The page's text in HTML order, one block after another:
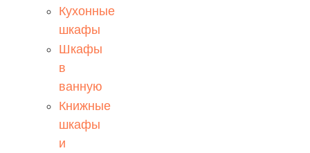
Кухонные
шкафы
Шкафы
в
ванную
Книжные
шкафы
и